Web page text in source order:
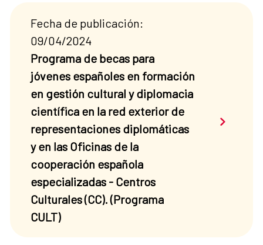
Fecha de publicación:
09/04/2024
Programa de becas para
jóvenes españoles en formación
en gestión cultural y diplomacia
científica en la red exterior de
representaciones diplomáticas
y en las Oficinas de la
cooperación española
especializadas - Centros
Culturales (CC). (Programa
CULT)
Saber